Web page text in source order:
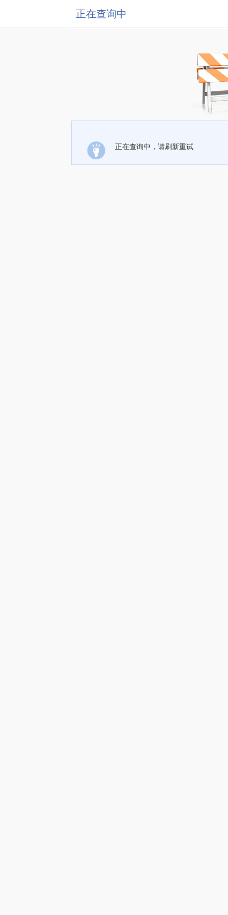
正在查询中
正在查询中，请刷新重试